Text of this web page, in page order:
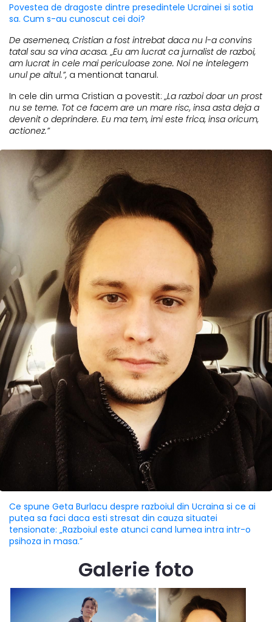
Povestea de dragoste dintre presedintele Ucrainei si sotia
sa. Cum s-au cunoscut cei doi?
De asemenea, Cristian a fost intrebat daca nu l-a convins
tatal sau sa vina acasa. „Eu am lucrat ca jurnalist de razboi,
am lucrat in cele mai periculoase zone. Noi ne intelegem
unul pe altul.”, a mentionat tanarul.
In cele din urma Cristian a povestit: „La razboi doar un prost
nu se teme. Tot ce facem are un mare risc, insa asta deja a
devenit o deprindere. Eu ma tem, imi este frica, insa oricum,
actionez.”
Ce spune Geta Burlacu despre razboiul din Ucraina si ce ai
putea sa faci daca esti stresat din cauza situatei
tensionate: „Razboiul este atunci cand lumea intra intr-o
psihoza in masa.”
Galerie foto